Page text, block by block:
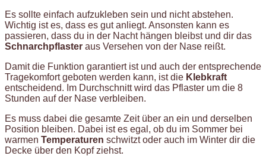
Es sollte einfach aufzukleben sein und nicht abstehen.
Wichtig ist es, dass es gut anliegt. Ansonsten kann es
passieren, dass du in der Nacht hängen bleibst und dir das
Schnarchpflaster aus Versehen von der Nase reißt.
Damit die Funktion garantiert ist und auch der entsprechende
Tragekomfort geboten werden kann, ist die Klebkraft
entscheidend. Im Durchschnitt wird das Pflaster um die 8
Stunden auf der Nase verbleiben.
Es muss dabei die gesamte Zeit über an ein und derselben
Position bleiben. Dabei ist es egal, ob du im Sommer bei
warmen Temperaturen schwitzt oder auch im Winter dir die
Decke über den Kopf ziehst.